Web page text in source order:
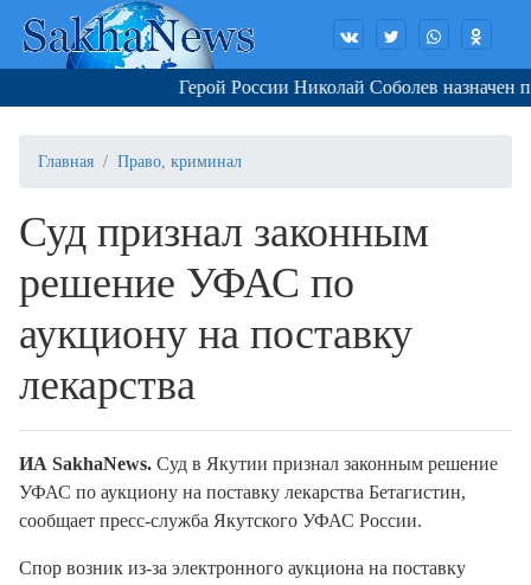
Герой России Николай Соболев назначен
Главная Право, криминал
Суд признал законным
решение УФАС по
аукциону на поставку
лекарства
ИА SakhaNews. Суд в Якутии признал законным решение
УФАС по аукциону на поставку лекарства Бетагистин,
сообщает пресс-служба Якутского УФАС России.
Спор возник из-за электронного аукциона на поставку